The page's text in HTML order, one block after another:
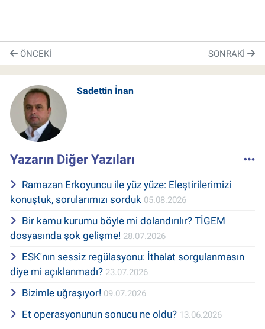
ÖNCEKI SONRAKI
Sadettin İnan
Yazarın Diğer Yazıları
Ramazan Erkoyuncu ile yüz yüze: Eleştirilerimizi
konuştuk, sorularımızı sorduk 05.08.2026
Bir kamu kurumu böyle mi dolandırılır? TİGEM
dosyasında şok gelişme! 28.07.2026
ESK'nın sessiz regülasyonu: İthalat sorgulanmasın
diye mi açıklanmadı? 23.07.2026
Bizimle uğraşıyor! 09.07.2026
Et operasyonunun sonucu ne oldu? 13.06.2026